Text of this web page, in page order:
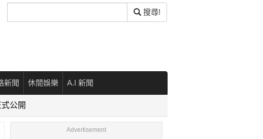
尋
搜尋!
新聞 休閒娛樂 A.I 新聞
公開
Advertisement